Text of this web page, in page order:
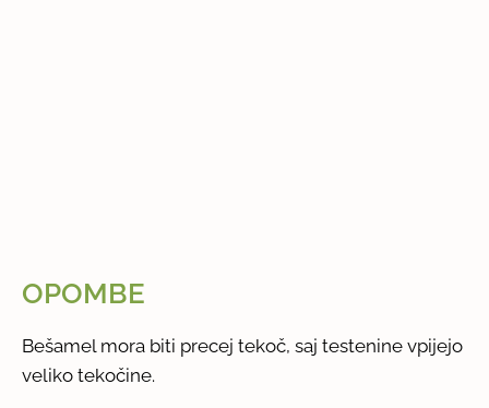
OPOMBE
Bešamel mora biti precej tekoč, saj testenine vpijejo
veliko tekočine.